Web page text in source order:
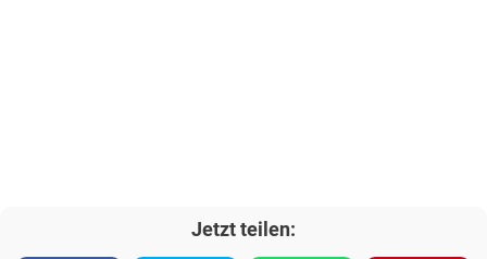
Jetzt teilen: